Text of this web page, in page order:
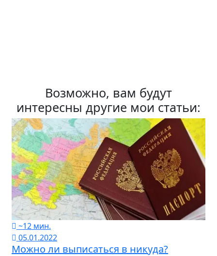
Возможно, вам будут
интересны другие мои статьи:
~12 мин.
05.01.2022
Можно ли выписаться в никуда?